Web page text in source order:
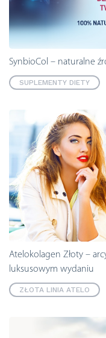
SynbioCol – naturalne
SUPLEMENTY DIETY
Atelokolagen Złoty –
luksusowym wydaniu
ZŁOTA LINIA ATELO